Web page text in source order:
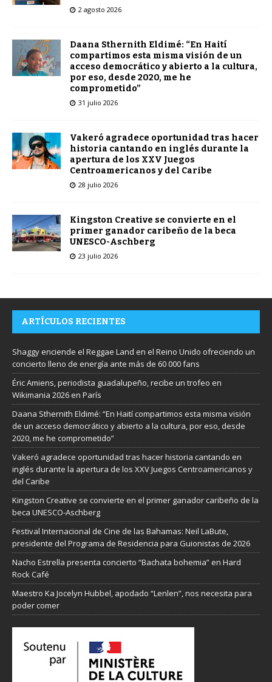
2 agosto 2026
Daana Sthernith Eldimé: “En Haití
compartimos esta misma visión de un
acceso democrático y abierto a la cultura,
por eso, desde 2020, me he
comprometido”
31 julio 2026
Vakeró agradece oportunidad tras hacer
historia cantando en inglés durante la
apertura de los XXV Juegos
Centroamericanos y del Caribe
28 julio 2026
Kingston Creative se convierte en el
primer ganador caribeño de la beca
UNESCO-Aschberg
23 julio 2026
ARTÍCULOS RECIENTES
Shaggy enciende el Reggae Land en el Reino Unido ofreciendo un
concierto lleno de energía ante más de 60 000 fans
Éric Amiens, periodista guadalupeño, recibe un trofeo en
Wikimania 2026 en París
Daana Sthernith Eldimé: “En Haití compartimos esta misma visión
de un acceso democrático y abierto a la cultura, por eso, desde
2020, me he comprometido”
Vakeró agradece oportunidad tras hacer historia cantando en
inglés durante la apertura de los XXV Juegos Centroamericanos y
del Caribe
Kingston Creative se convierte en el primer ganador caribeño de la
beca UNESCO-Aschberg
Festival Internacional de Cine de las Bahamas: Neil LaBute,
presidente del Programa de Residencia para Guionistas de 2026
Nacho Estrella presenta concierto “Bachata bohemia” en Hard
Rock Café
Maestro Ka Jocelyn Hubbel, apodado “Lenlen”, nos necesita para
poder comer